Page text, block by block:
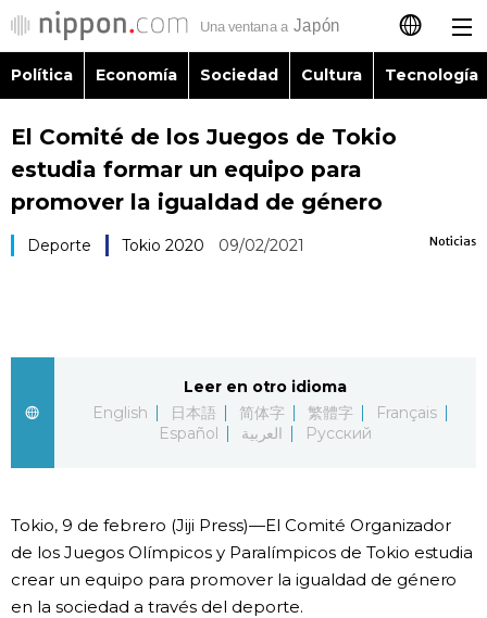
日本語
English
Русский
Política
Vida
Guía de Japón
Política Economía Sociedad Cultura Tecnología
El Comité de los Juegos de Tokio
estudia formar un equipo para
promover la igualdad de género
Noticias
Deporte Tokio 2020 09/02/2021
Leer en otro idioma
English
日本語 简体字 繁體字
Français
Español
العربية Русский
Tokio, 9 de febrero (Jiji Press)—El Comité Organizador
de los Juegos Olímpicos y Paralímpicos de Tokio estudia
crear un equipo para promover la igualdad de género
en la sociedad a través del deporte.